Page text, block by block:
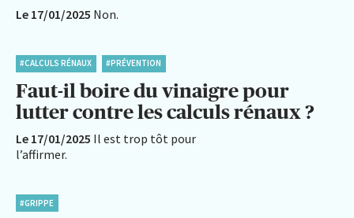
Le 17/01/2025 Non.
#CALCULS RÉNAUX #PRÉVENTION
Faut-il boire du vinaigre pour
lutter contre les calculs rénaux ?
Le 17/01/2025 Il est trop tôt pour
l’affirmer.
#GRIPPE